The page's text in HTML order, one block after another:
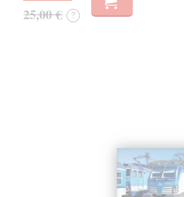
25,00 € ?